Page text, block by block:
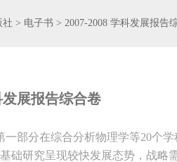
社 > 电子书 > 2007-2008 学科发展报告
发展报告综合卷
一部分在综合分析物理学等20个
础研究呈现较快发展态势，战略